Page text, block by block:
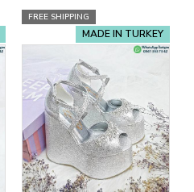
FREE SHIPPING
MADE IN TURKEY